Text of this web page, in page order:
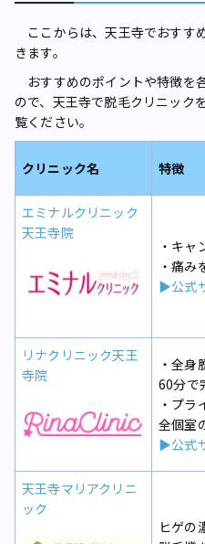
ここからは、天王寺でおすす
きます。
おすすめのポイントや特徴を
ので、天王寺で脱毛クリニック
覧ください。
クリニック名 特徴
エミナルクリニック
天王寺院
・キャ
・痛み
▶公式
リナクリニック天王
寺院
・全身
60分で
・プラ
全個室
▶公式
天王寺マリアクリニ
ック
ヒゲの